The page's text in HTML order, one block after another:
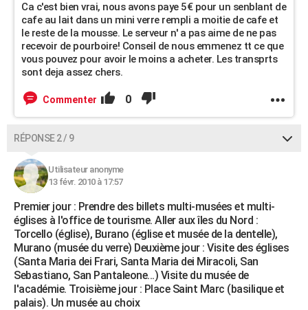
Ca c'est bien vrai, nous avons paye 5€ pour un senblant de
cafe au lait dans un mini verre rempli a moitie de cafe et
le reste de la mousse. Le serveur n' a pas aime de ne pas
recevoir de pourboire! Conseil de nous emmenez tt ce que
vous pouvez pour avoir le moins a acheter. Les transprts
sont deja assez chers.
Commenter 0
RÉPONSE 2 / 9
Utilisateur anonyme
13 févr. 2010 à 17:57
Premier jour : Prendre des billets multi-musées et multi-
églises à l'office de tourisme. Aller aux îles du Nord :
Torcello (église), Burano (église et musée de la dentelle),
Murano (musée du verre) Deuxième jour : Visite des églises
(Santa Maria dei Frari, Santa Maria dei Miracoli, San
Sebastiano, San Pantaleone...) Visite du musée de
l'académie. Troisième jour : Place Saint Marc (basilique et
palais). Un musée au choix